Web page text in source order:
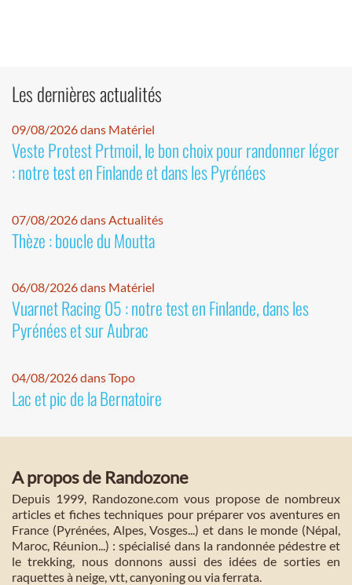
Les dernières actualités
09/08/2026 dans Matériel
Veste Protest Prtmoil, le bon choix pour randonner léger
: notre test en Finlande et dans les Pyrénées
07/08/2026 dans Actualités
Thèze : boucle du Moutta
06/08/2026 dans Matériel
Vuarnet Racing 05 : notre test en Finlande, dans les
Pyrénées et sur Aubrac
04/08/2026 dans Topo
Lac et pic de la Bernatoire
A propos de Randozone
Depuis 1999, Randozone.com vous propose de nombreux
articles et fiches techniques pour préparer vos aventures en
France (Pyrénées, Alpes, Vosges...) et dans le monde (Népal,
Maroc, Réunion...) : spécialisé dans la randonnée pédestre et
le trekking, nous donnons aussi des idées de sorties en
raquettes à neige, vtt, canyoning ou via ferrata.